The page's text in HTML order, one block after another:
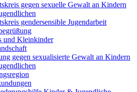
gegen sexuelle Gewalt an Kindern
gendersensible Jugendarbeit
und Kleinkinder
gegen sexualisierte Gewalt an Kindern